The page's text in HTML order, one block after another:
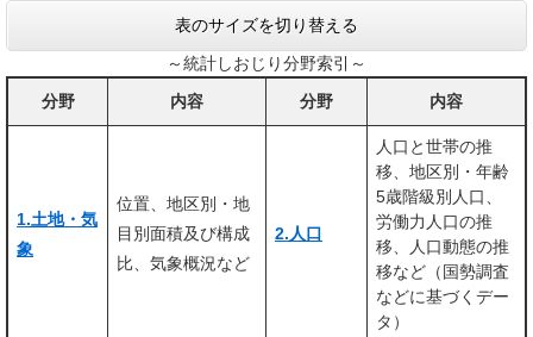
表のサイズを切り替える
～統計しおじり分野索引～
分野
内容 分野 内容
1.土地・気
象
位置、地区別・地
目別面積及び構成
比、気象概況など
2.人口
人口と世帯の推
移、地区別・年齢
5歳階級別人口、
労働力人口の推
移、人口動態の推
移など（国勢調査
などに基づくデー
タ）